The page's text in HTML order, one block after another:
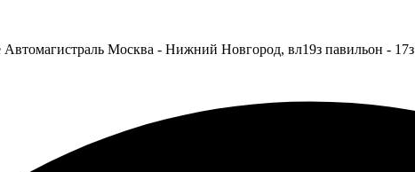
Автомагистраль Москва - Нижний Новгород, вл19з павильон - 17з